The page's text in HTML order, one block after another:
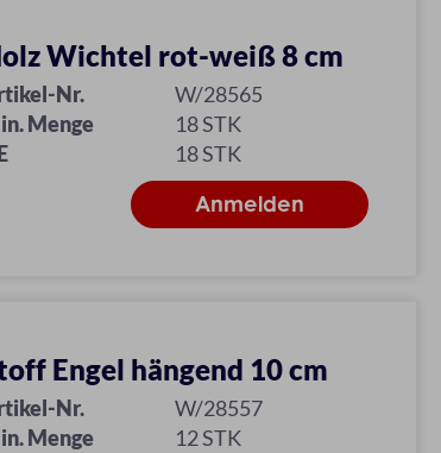
Wichtel rot-weiß 8 cm
Nr.
W/28565
Menge
18 STK
18 STK
Engel hängend 10 cm
Nr.
W/28557
Menge
12 STK